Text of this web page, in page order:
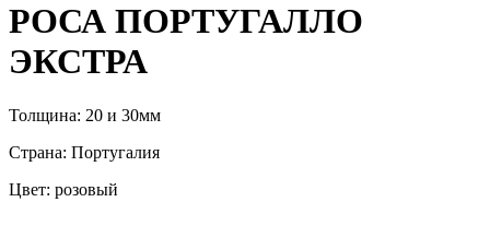
РОСА ПОРТУГАЛЛО
ЭКСТРА
Толщина: 20 и 30мм
Страна: Португалия
Цвет: розовый